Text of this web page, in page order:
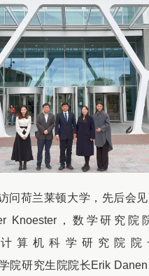
问荷兰莱顿大学，先后会
Knoester，数学研究院
算机科学研究院院
院研究生院院长Erik